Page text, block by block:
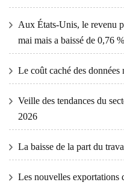
Aux États-Unis, le revenu
mai mais a baissé de 0,76
Le coût caché des données
Veille des tendances du
2026
La baisse de la part du
Les nouvelles exportations